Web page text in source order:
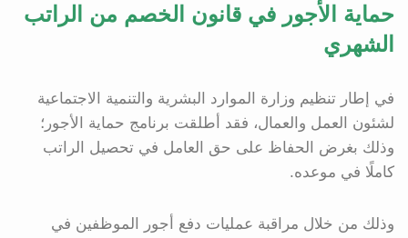
حماية الأجور في قانون الخصم من الراتب
الشهري
في إطار تنظيم وزارة الموارد البشرية والتنمية الاجتماعية
لشئون العمل والعمال، فقد أطلقت برنامج حماية الأجور؛
وذلك بغرض الحفاظ على حق العامل في تحصيل الراتب
كاملًا في موعده.
وذلك من خلال مراقبة عمليات دفع أجور الموظفين في